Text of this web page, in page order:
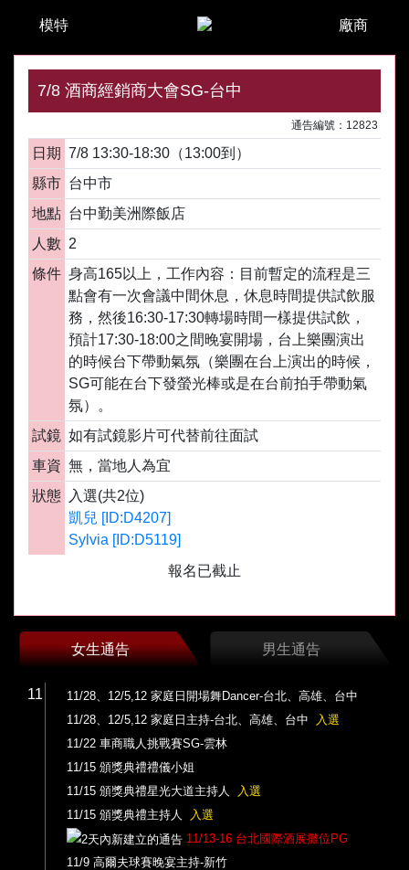
模特 廠商
女生通告 男生通告
11
11/28、12/5,12 家庭日開場舞Dancer-台北、高雄、台中
11/28、12/5,12 家庭日主持-台北、高雄、台中
入選
11/22 車商職人挑戰賽SG-雲林
11/15 頒獎典禮禮儀小姐
11/15 頒獎典禮星光大道主持人
入選
11/15 頒獎典禮主持人
入選
11/13-16 台北國際酒展攤位PG
11/9 高爾夫球賽晚宴主持-新竹
7/8 酒商經銷商大會SG-台中
通告編號：12823
日期 7/8 13:30-18:30（13:00到）
縣市 台中市
地點 台中勤美洲際飯店
人數 2
條件 身高165以上，工作內容：目前暫定的流程是三
點會有一次會議中間休息，休息時間提供試飲服
務，然後16:30-17:30轉場時間一樣提供試飲，
預計17:30-18:00之間晚宴開場，台上樂團演出
的時候台下帶動氣氛（樂團在台上演出的時候，
SG可能在台下發螢光棒或是在台前拍手帶動氣
氛）。
試鏡 如有試鏡影片可代替前往面試
車資 無，當地人為宜
狀態
入選(共2位)
凱兒 [ID:D4207]
Sylvia [ID:D5119]
報名已截止